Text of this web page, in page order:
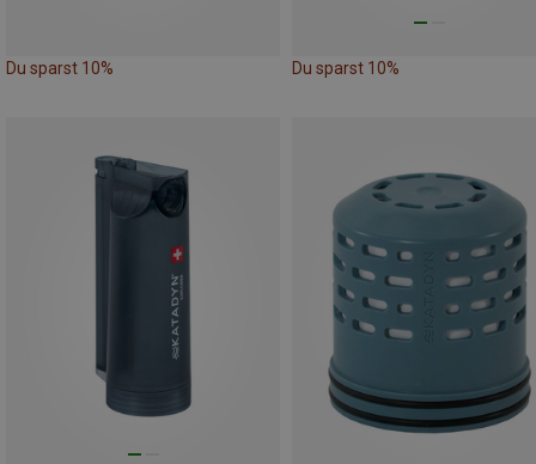
Du sparst 10% Du sparst 10%